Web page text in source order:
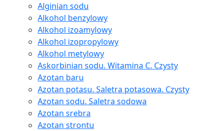
Alginian sodu
Alkohol benzylowy
Alkohol izoamylowy
Alkohol izopropylowy
Alkohol metylowy
Askorbinian sodu. Witamina C. Czysty
Azotan baru
Azotan potasu. Saletra potasowa. Czysty
Azotan sodu. Saletra sodowa
Azotan srebra
Azotan strontu